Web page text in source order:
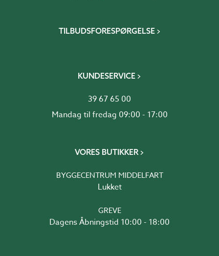
TILBUDSFORESPØRGELSE
KUNDESERVICE
39 67 65 00
Mandag til fredag 09:00 - 17:00
VORES BUTIKKER
BYGGECENTRUM MIDDELFART
Lukket
GREVE
Dagens Åbningstid 10:00 - 18:00